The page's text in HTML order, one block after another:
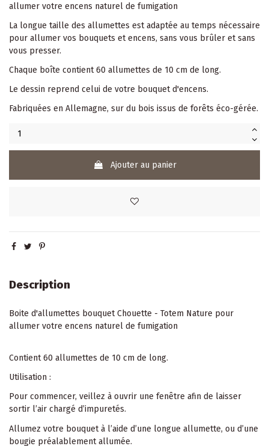
allumer votre encens naturel de fumigation
La longue taille des allumettes est adaptée au temps nécessaire
pour allumer vos bouquets et encens, sans vous brûler et sans
vous presser.
Chaque boîte contient 60 allumettes de 10 cm de long.
Le dessin reprend celui de votre bouquet d'encens.
Fabriquées en Allemagne, sur du bois issus de forêts éco-gérée.
Ajouter au panier
Description
Boite d'allumettes bouquet Chouette - Totem Nature pour
allumer votre encens naturel de fumigation
Contient 60 allumettes de 10 cm de long.
Utilisation :
Pour commencer, veillez à ouvrir une fenêtre afin de laisser
sortir l’air chargé d’impuretés.
Allumez votre bouquet à l’aide d’une longue allumette, ou d’une
bougie préalablement allumée.